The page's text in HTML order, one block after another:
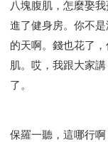
八塊腹肌，怎麼娶
進了健身房。你不
的天啊。錢也花了
肌。哎，我跟大家
了。
保羅一聽，這哪行啊